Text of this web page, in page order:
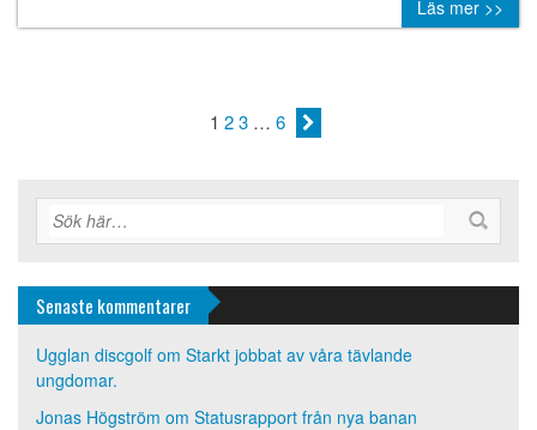
Läs mer >>
1 23 … 6
Senaste kommentarer
Ugglan discgolf om Starkt jobbat av våra tävlande
ungdomar.
Jonas Högström om Statusrapport från nya banan